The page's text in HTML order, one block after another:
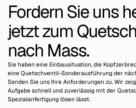
Fordern Sie uns
jetzt zum
nach Mass.
Sie haben eine Einbausituation, die
eine Quetschventil-Sonderausführung der
Senden Sie uns Ihre Anforderungen zu. Wir
Aufgabe schnell und zuverlässig mit der
Spezialanfertigung lösen lässt.